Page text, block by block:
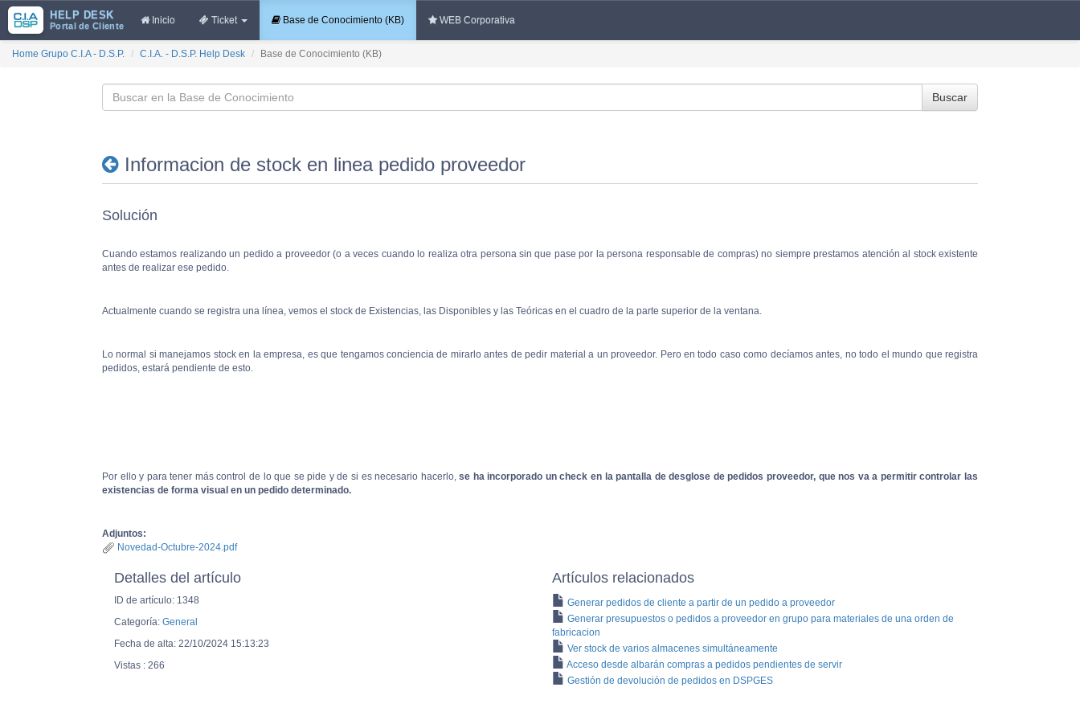
HELP DESK
Portal de Cliente Inicio Ticket Base de Conocimiento (KB) WEB Corporativa
Home Grupo C.I.A - D.S.P. C.I.A. - D.S.P. Help Desk Base de Conocimiento (KB)
Buscar
Informacion de stock en linea pedido proveedor
Solución
Cuando estamos realizando un pedido a proveedor (o a veces cuando lo realiza otra persona sin que pase por la persona responsable de compras) no siempre prestamos atención al stock existente
antes de realizar ese pedido.
Actualmente cuando se registra una línea, vemos el stock de Existencias, las Disponibles y las Teóricas en el cuadro de la parte superior de la ventana.
Lo normal si manejamos stock en la empresa, es que tengamos conciencia de mirarlo antes de pedir material a un proveedor. Pero en todo caso como decíamos antes, no todo el mundo que registra
pedidos, estará pendiente de esto.
Por ello y para tener más control de lo que se pide y de si es necesario hacerlo,se ha incorporado un check en la pantalla de desglose de pedidos proveedor, que nos va a permitir controlar las
existencias de forma visual en un pedido determinado.
Adjuntos:
Novedad-Octubre-2024.pdf
Detalles del artículo
ID de artículo: 1348
Categoría: General
Fecha de alta: 22/10/2024 15:13:23
Vistas : 266
Artículos relacionados
Generar pedidos de cliente a partir de un pedido a proveedor
Generar presupuestos o pedidos a proveedor en grupo para materiales de una orden de
fabricacion
Ver stock de varios almacenes simultáneamente
Acceso desde albarán compras a pedidos pendientes de servir
Gestión de devolución de pedidos en DSPGES